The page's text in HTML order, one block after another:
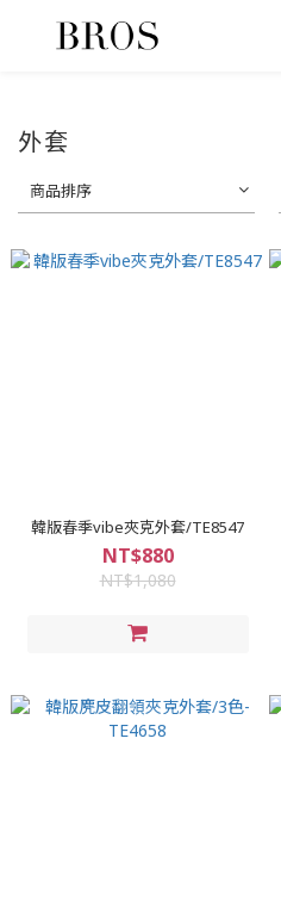
外套
商品排序
韓版春季vibe夾克外套/TE8547
NT$880
NT$1,080